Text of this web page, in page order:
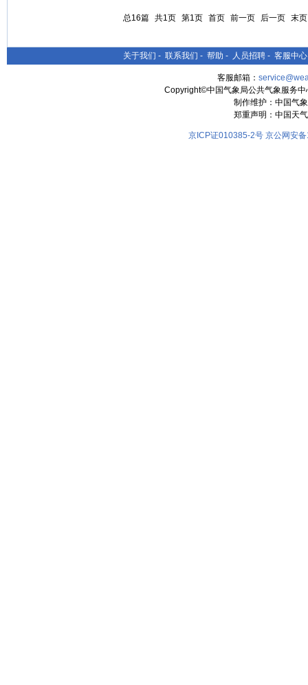
总16篇 共1页 第1页 首页 前一页 后一页 末页
关于我们 - 联系我们 - 帮助 - 人员招聘 - 客服中心
客服邮箱：
Copyright©中国气象局公共气象服务
制作维护：中国气
郑重声明：中国天
京ICP证010385-2号 京公网安